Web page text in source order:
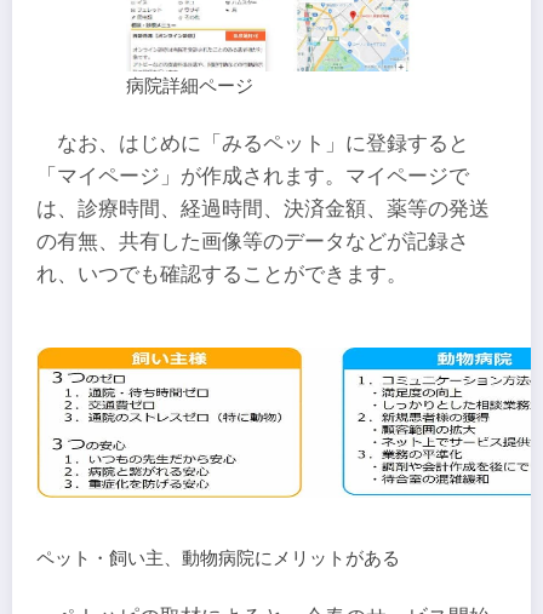
病院詳細ページ
なお、はじめに「みるペット」に登録すると
「マイページ」が作成されます。マイページで
は、診療時間、経過時間、決済金額、薬等の発送
の有無、共有した画像等のデータなどが記録さ
れ、いつでも確認することができます。
ペット・飼い主、動物病院にメリットがある